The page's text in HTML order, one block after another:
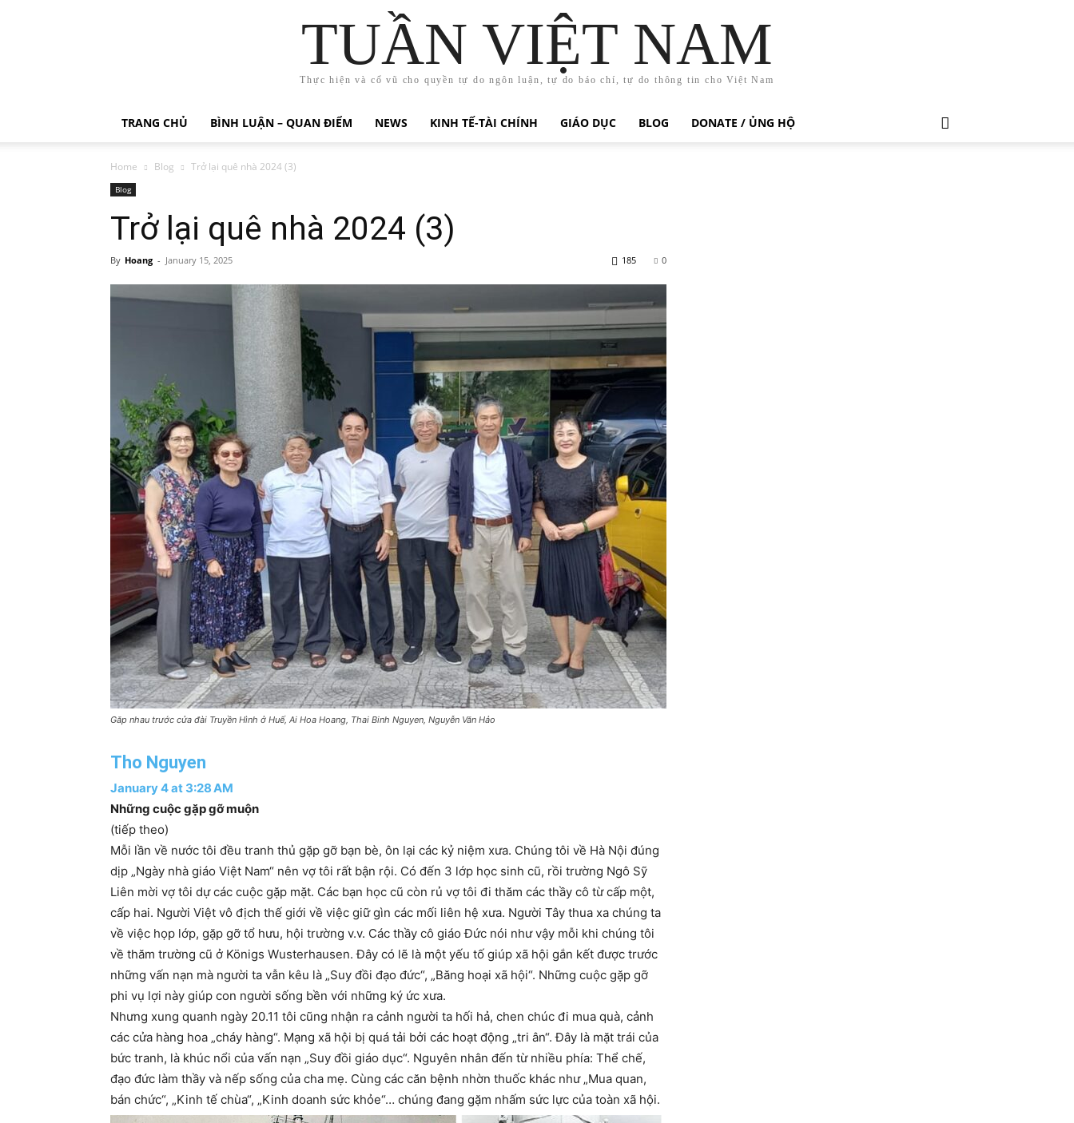
TUẦN VIỆT NAM
Thực hiện và cổ vũ cho quyền tự do ngôn luận, tự do báo chí, tự do thông tin cho Việt Nam
TRANG CHỦ BÌNH LUẬN – QUAN ĐIỂM NEWS KINH TẾ-TÀI CHÍNH GIÁO DỤC BLOG DONATE / ỦNG HỘ
Home Blog Trở lại quê nhà 2024 (3)
Blog
Trở lại quê nhà 2024 (3)
By Hoang - January 15, 2025 0
185
Găp nhau trước cửa đài Truyền Hình ở Huế, Ai Hoa Hoang, Thai Binh Nguyen, Nguyễn Văn Hảo
Tho Nguyen
January4at 3:28AM
Những cuộc gặp gỡ muộn
(tiếp theo)
Mỗi lần về nước tôi đều tranh thủ gặp gỡ bạn bè, ôn lại các kỷ niệm xưa. Chúng tôi về Hà Nội đúng
dịp „Ngày nhà giáo Việt Nam“ nên vợ tôi rất bận rội. Có đến 3 lớp học sinh cũ, rồi trường Ngô Sỹ
Liên mời vợ tôi dự các cuộc gặp mặt. Các bạn học cũ còn rủ vợ tôi đi thăm các thầy cô từ cấp một,
cấp hai. Người Việt vô địch thế giới về việc giữ gìn các mối liên hệ xưa. Người Tây thua xa chúng ta
về việc họp lớp, gặp gỡ tổ hưu, hội trường v.v. Các thầy cô giáo Đức nói như vậy mỗi khi chúng tôi
về thăm trường cũ ở Königs Wusterhausen. Đây có lẽ là một yếu tố giúp xã hội gắn kết được trước
những vấn nạn mà người ta vẫn kêu là „Suy đồi đạo đức“, „Băng hoại xã hội“. Những cuộc gặp gỡ
phi vụ lợi này giúp con người sống bền với những ký ức xưa.
Nhưng xung quanh ngày 20.11 tôi cũng nhận ra cảnh người ta hối hả, chen chúc đi mua quà, cảnh
các cửa hàng hoa „cháy hàng“. Mạng xã hội bị quá tải bởi các hoạt động „tri ân“. Đây là mặt trái của
bức tranh, là khúc nổi của vấn nạn „Suy đồi giáo dục“. Nguyên nhân đến từ nhiều phía: Thể chế,
đạo đức làm thầy và nếp sống của cha mẹ. Cùng các căn bệnh nhờn thuốc khác như „Mua quan,
bán chức“, „Kinh tế chùa“, „Kinh doanh sức khỏe“… chúng đang gặm nhấm sức lực của toàn xã hội.